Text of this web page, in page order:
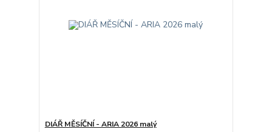
DIÁŘ MĚSÍČNÍ - ARIA 2026 malý